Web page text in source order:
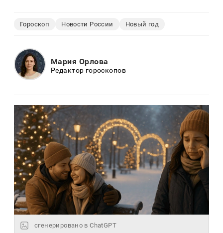
Гороскоп Новости России Новый год
Мария Орлова
Редактор гороскопов
сгенерировано в ChatGPT